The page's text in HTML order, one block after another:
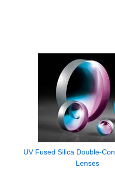
UV Fused Silica Double-
Lenses